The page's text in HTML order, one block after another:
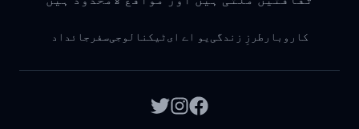
کاروبار طرزِ زندگی یو اے ایٹیکنالوجیسفر جائداد